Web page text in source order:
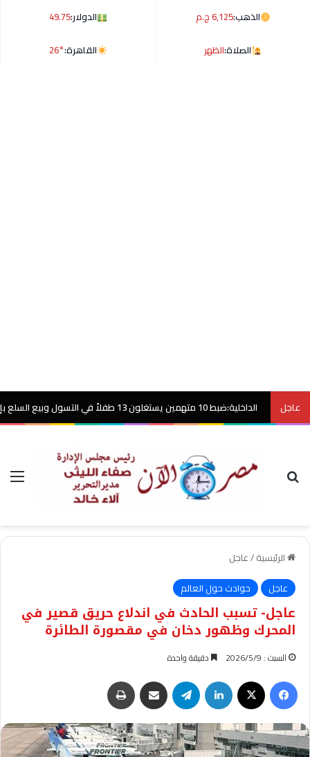
الذهب:6,125 ج.م الدولار:49.75
الصلاة:الظهر القاهرة:26°
عاجلالداخلية:ضبط 10 متهمين يستغلون 13 طفلاً في التسول وبيع السلع بإلحاح بالقاهرة
بحث عن
الرئيسية/عاجل
عاجل
حوادث حول العالم
عاجل- تسبب الحادث في اندلاع حريق قصير في
المحرك وظهور دخان في مقصورة الطائرة
السبت : 2026/5/9 دقيقة واحدة
فيسبوك لينكدإن تيلقرام مشاركة عبر البريد